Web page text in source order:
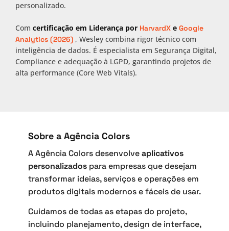
personalizado.
Com certificação em Liderança por HarvardX e Google
Analytics (2026) , Wesley combina rigor técnico com
inteligência de dados. É especialista em Segurança Digital,
Compliance e adequação à LGPD, garantindo projetos de
alta performance (Core Web Vitals).
Sobre a Agência Colors
A Agência Colors desenvolveaplicativos
personalizados para empresas que desejam
transformar ideias, serviços e operações em
produtos digitais modernos e fáceis de usar.
Cuidamos de todas as etapas do projeto,
incluindo planejamento, design de interface,